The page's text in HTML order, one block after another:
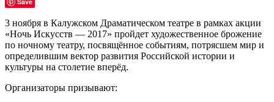
3 ноября в Калужском Драматическом театре в рамках акции
«Ночь Искусств — 2017» пройдет художественное брожение
по ночному театру, посвящённое событиям, потрясшем мир и
определившим вектор развития Российской истории и
культуры на столетие вперёд.
Организаторы призывают: